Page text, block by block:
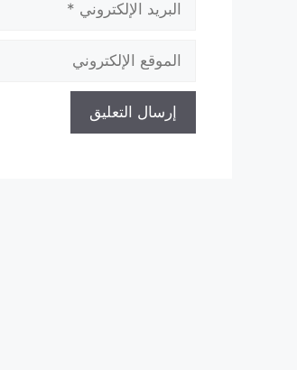
الإلكتروني
الموقع
الإلكتروني